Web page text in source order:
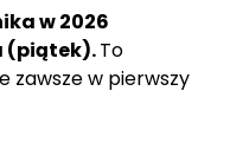
w 2026
(piątek).To
zawsze w pierwszy